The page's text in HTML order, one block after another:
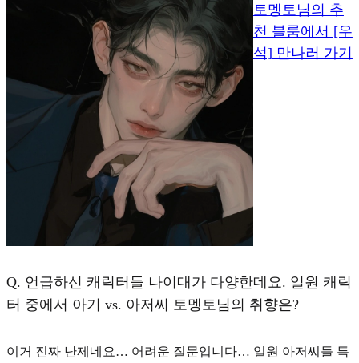
토멩토님의 추
천 블룸에서 [우
석] 만나러 가기
Q. 언급하신 캐릭터들 나이대가 다양한데요. 일원 캐릭
터 중에서 아기 vs. 아저씨 토멩토님의 취향은?
이거 진짜 난제네요… 어려운 질문입니다… 일원 아저씨들 특